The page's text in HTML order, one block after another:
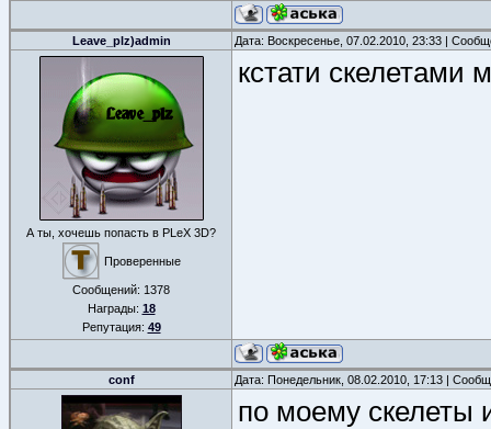
Leave_plz)admin Дата: Воскресенье, 07.02.2010, 23:33 |
А ты, хочешь попасть в PLeX 3D?
Проверенные
Сообщений: 1378
Награды: 18
Репутация: 49
кстати
conf Дата: Понедельник, 08.02.2010, 17:13 |
по моему скелеты